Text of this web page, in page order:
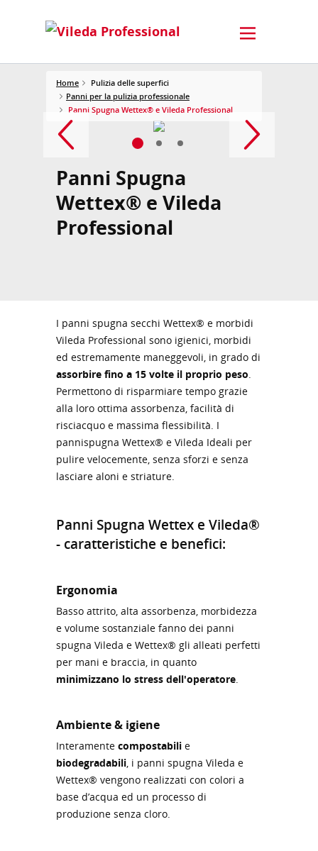
Home
Pulizia delle superfici
Panni per la pulizia professionale
Panni Spugna Wettex® e Vileda Professional
Panni Spugna
Wettex® e Vileda
Professional
I panni spugna secchi Wettex® e morbidi
Vileda Professional sono igienici, morbidi
ed estremamente maneggevoli, in grado di
assorbire fino a 15 volte il proprio peso
Permettono di risparmiare tempo grazie
alla loro ottima assorbenza, facilità di
risciacquo e massima flessibilità. I
pannispugna Wettex® e Vileda Ideali per
pulire velocemente, senza sforzi e senza
lasciare aloni e striature.
Panni Spugna Wettex e Vileda®
- caratteristiche e benefici:
Ergonomia
Basso attrito, alta assorbenza, morbidezza
e volume sostanziale fanno dei panni
spugna Vileda e Wettex® gli alleati perfetti
per mani e braccia, in quanto
minimizzano lo stress dell'operatore
Ambiente & igiene
Interamente compostabili e
biodegradabili , i panni spugna Vileda e
Wettex® vengono realizzati con colori a
base d’acqua ed un processo di
produzione senza cloro.